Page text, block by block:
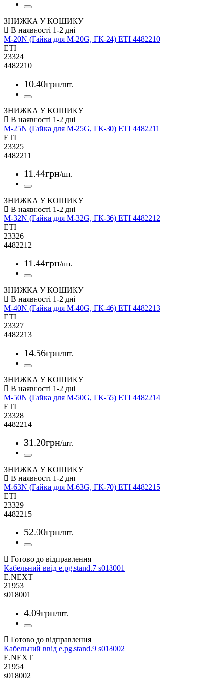
ЗНИЖКА У КОШИКУ
M-20N (Гайка для M-20G, ГК-24) ETI 4482210
ETI
23324
4482210
10.40грн/шт.
ЗНИЖКА У КОШИКУ
M-25N (Гайка для M-25G, ГК-30) ETI 4482211
ETI
23325
4482211
11.44грн/шт.
ЗНИЖКА У КОШИКУ
M-32N (Гайка для M-32G, ГК-36) ETI 4482212
ETI
23326
4482212
11.44грн/шт.
ЗНИЖКА У КОШИКУ
M-40N (Гайка для M-40G, ГК-46) ETI 4482213
ETI
23327
4482213
14.56грн/шт.
ЗНИЖКА У КОШИКУ
M-50N (Гайка для M-50G, ГК-55) ETI 4482214
ETI
23328
4482214
31.20грн/шт.
ЗНИЖКА У КОШИКУ
M-63N (Гайка для M-63G, ГК-70) ETI 4482215
ETI
23329
4482215
52.00грн/шт.
Кабельний ввід e.pg.stand.7 s018001
E.NEXT
21953
s018001
4.09грн/шт.
Кабельний ввід e.pg.stand.9 s018002
E.NEXT
21954
s018002